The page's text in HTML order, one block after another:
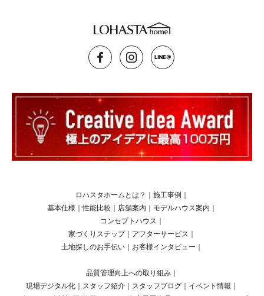
ロハスタホームとは？ 施工事例
基本仕様 ｜性能比較 店舗案内 モデルハウス案内
コンセプトハウス
家づくりステップ
アフターサービス
土地探しのお手伝い
お客様インタビュー
品質管理向上への取り組み
現場デジタル化
スタッフ紹介 スタッフブログ イベント情報